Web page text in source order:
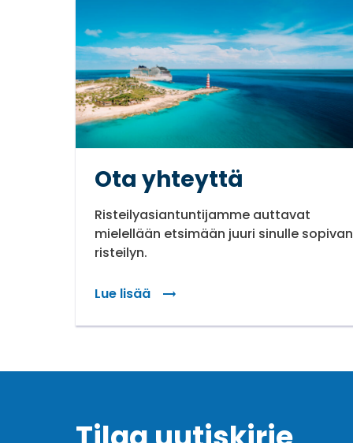
Ota yhteyttä
Risteilyasiantuntijamme auttavat
mielellään etsimään juuri sinulle sopivan
risteilyn.
Lue lisää